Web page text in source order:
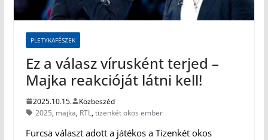
PLETYKAFÉSZEK
Ez a válasz vírusként terjed –
Majka reakcióját látni kell!
2025.10.15.
Közbeszéd
2025, majka, RTL,tizenkét okos ember
Furcsa választ adott a játékos a Tizenkét okos